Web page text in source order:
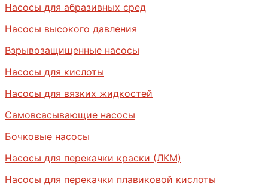
Насосы для абразивных сред
Насосы высокого давления
Взрывозащищенные насосы
Насосы для кислоты
Насосы для вязких жидкостей
Самовсасывающие насосы
Бочковые насосы
Насосы для перекачки краски (ЛКМ)
Насосы для перекачки плавиковой кислоты